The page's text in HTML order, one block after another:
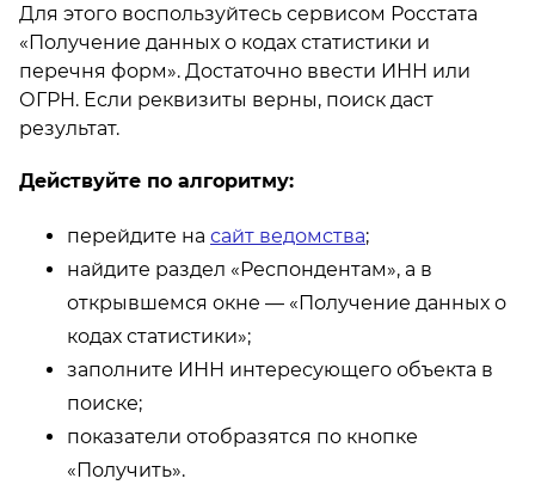
Для этого воспользуйтесь сервисом Росстата
«Получение данных о кодах статистики и
перечня форм». Достаточно ввести ИНН или
ОГРН. Если реквизиты верны, поиск даст
результат.
Действуйте по алгоритму:
перейдите на сайт ведомства;
найдите раздел «Респондентам», а в
открывшемся окне — «Получение данных о
кодах статистики»;
заполните ИНН интересующего объекта в
поиске;
показатели отобразятся по кнопке
«Получить».